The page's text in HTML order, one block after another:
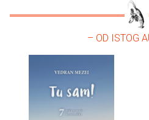
– OD ISTOG